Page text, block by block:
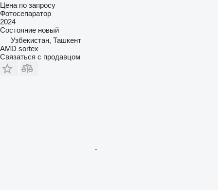
Цена по запросу
Фотосепаратор
2024
Состояние новый
Узбекистан, Ташкент
AMD sortex
Связаться с продавцом